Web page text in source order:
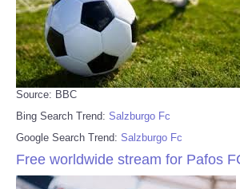
Source: BBC
Bing Search Trend: Salzburgo Fc
Google Search Trend: Salzburgo Fc
Free worldwide stream for Pafos